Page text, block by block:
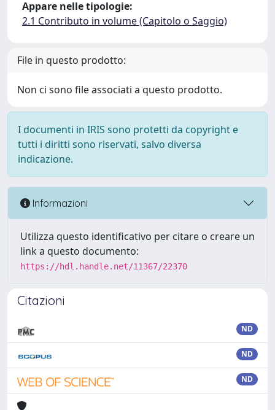
Appare nelle tipologie:
2.1 Contributo in volume (Capitolo o Saggio)
File in questo prodotto:
Non ci sono file associati a questo prodotto.
I documenti in IRIS sono protetti da copyright e
tutti i diritti sono riservati, salvo diversa
indicazione.
Informazioni
Utilizza questo identificativo per citare o creare un
link a questo documento:
https://hdl.handle.net/11367/22370
Citazioni
ND
ND
ND